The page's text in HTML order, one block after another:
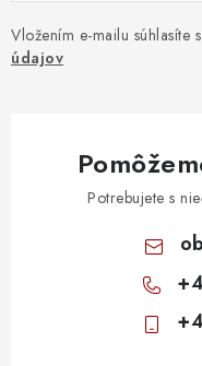
Vložením e-mailu súhlasíte s
údajov
Potrebujete s